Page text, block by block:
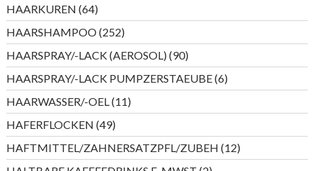
HAARKUREN 6464
Produkte
HAARSHAMPOO 252252
Produkte
HAARSPRAY/-LACK (AEROSOL) 9090
Produkte
HAARSPRAY/-LACK PUMPZERSTAEUBE 66
Produkte
HAARWASSER/-OEL 1111
Produkte
HAFERFLOCKEN 4949
Produkte
HAFTMITTEL/ZAHNERSATZPFL/ZUBEH 1212
Produkte